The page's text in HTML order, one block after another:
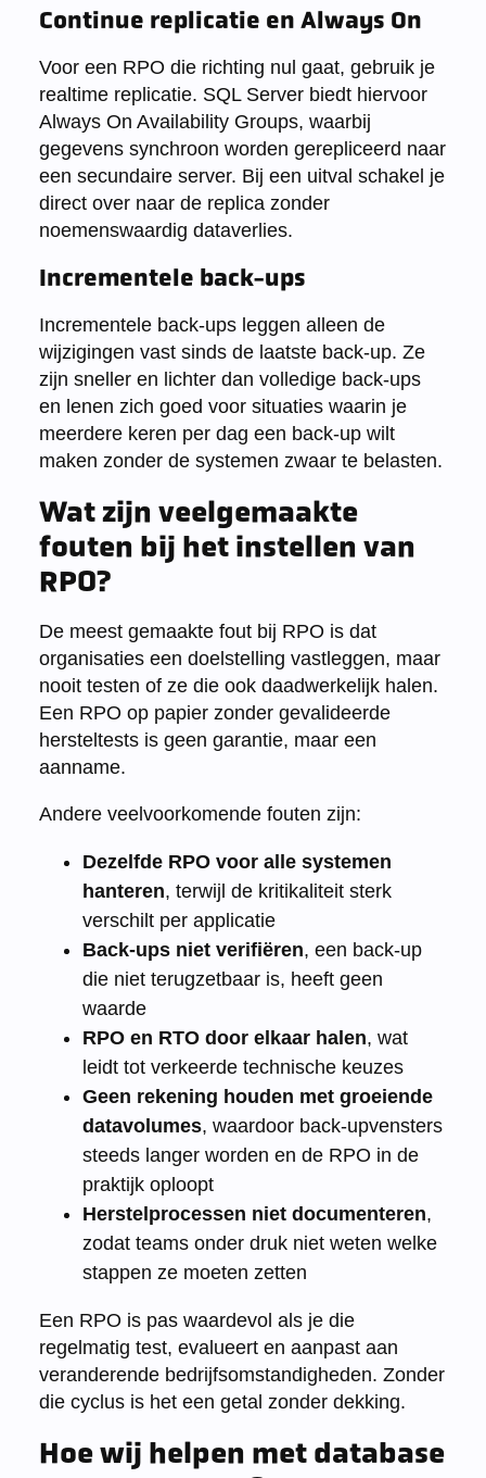
Continue replicatie en Always On
Voor een RPO die richting nul gaat, gebruik je
realtime replicatie. SQL Server biedt hiervoor
Always On Availability Groups, waarbij
gegevens synchroon worden gerepliceerd naar
een secundaire server. Bij een uitval schakel je
direct over naar de replica zonder
noemenswaardig dataverlies.
Incrementele back-ups
Incrementele back-ups leggen alleen de
wijzigingen vast sinds de laatste back-up. Ze
zijn sneller en lichter dan volledige back-ups
en lenen zich goed voor situaties waarin je
meerdere keren per dag een back-up wilt
maken zonder de systemen zwaar te belasten.
Wat zijn veelgemaakte
fouten bij het instellen van
RPO?
De meest gemaakte fout bij RPO is dat
organisaties een doelstelling vastleggen, maar
nooit testen of ze die ook daadwerkelijk halen.
Een RPO op papier zonder gevalideerde
hersteltests is geen garantie, maar een
aanname.
Andere veelvoorkomende fouten zijn:
Dezelfde RPO voor alle systemen
hanteren, terwijl de kritikaliteit sterk
verschilt per applicatie
Back-ups niet verifiëren, een back-up
die niet terugzetbaar is, heeft geen
waarde
RPO en RTO door elkaar halen, wat
leidt tot verkeerde technische keuzes
Geen rekening houden met groeiende
datavolumes, waardoor back-upvensters
steeds langer worden en de RPO in de
praktijk oploopt
Herstelprocessen niet documenteren,
zodat teams onder druk niet weten welke
stappen ze moeten zetten
Een RPO is pas waardevol als je die
regelmatig test, evalueert en aanpast aan
veranderende bedrijfsomstandigheden. Zonder
die cyclus is het een getal zonder dekking.
Hoe wij helpen met database